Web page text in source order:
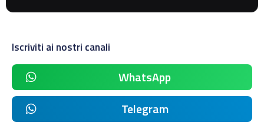
Iscriviti ai nostri canali
WhatsApp
Telegram